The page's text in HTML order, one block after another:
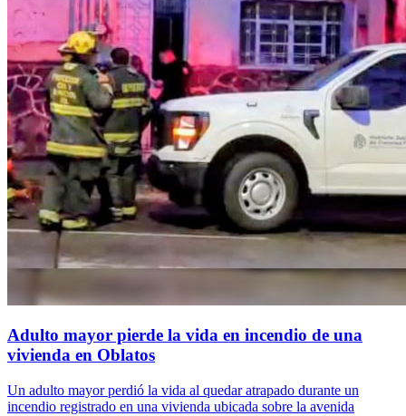
Adulto mayor pierde la vida en incendio de una
vivienda en Oblatos
Un adulto mayor perdió la vida al quedar atrapado durante un
incendio registrado en una vivienda ubicada sobre la avenida